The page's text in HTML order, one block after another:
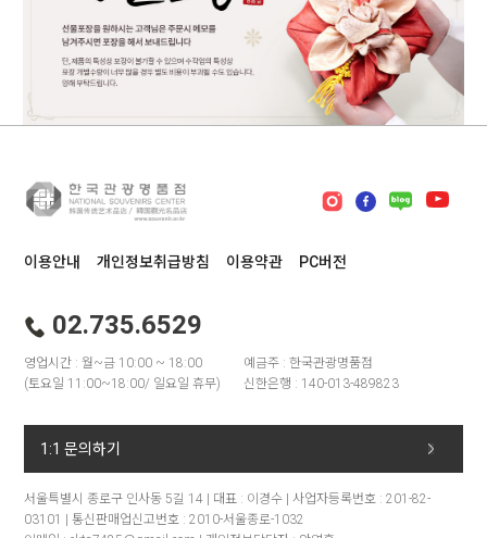
이용안내 개인정보취급방침 이용약관 PC버전
02.735.6529
영업시간 : 월~금 10:00 ~ 18:00
(토요일 11:00~18:00/ 일요일 휴무)
예금주 : 한국관광명품점
신한은행 : 140-013-489823
1:1 문의하기
서울특별시 종로구 인사동 5길 14 | 대표 : 이경수 | 사업자등록번호 : 201-82-
03101 | 통신판매업신고번호 : 2010-서울종로-1032